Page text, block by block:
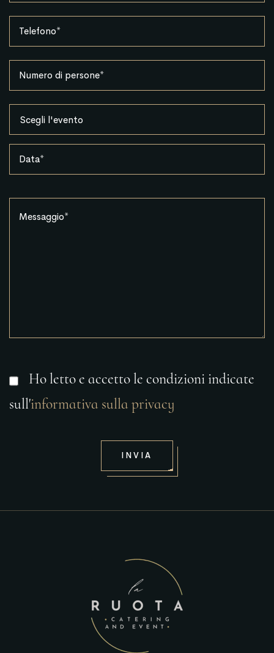
Ho letto e accetto le condizioni indicate
sull'informativa sulla privacy
INVIA